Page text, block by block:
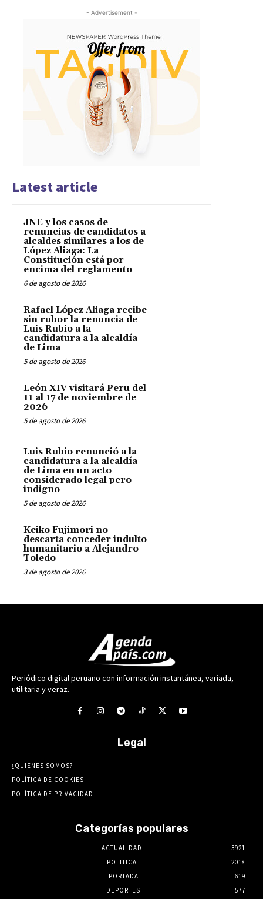
- Advertisement -
Latest article
JNE y los casos de
renuncias de candidatos a
alcaldes similares a los de
López Aliaga: La
Constitución está por
encima del reglamento
6 de agosto de 2026
Rafael López Aliaga recibe
sin rubor la renuncia de
Luis Rubio a la
candidatura a la alcaldía
de Lima
5 de agosto de 2026
León XIV visitará Peru del
11 al 17 de noviembre de
2026
5 de agosto de 2026
Luis Rubio renunció a la
candidatura a la alcaldía
de Lima en un acto
considerado legal pero
indigno
5 de agosto de 2026
Keiko Fujimori no
descarta conceder indulto
humanitario a Alejandro
Toledo
3 de agosto de 2026
Periódico digital peruano con información instantánea, variada,
utilitaria y veraz.
Legal
¿QUIENES SOMOS?
POLÍTICA DE COOKIES
POLÍTICA DE PRIVACIDAD
Categorías populares
ACTUALIDAD
3921
POLITICA
2018
PORTADA
619
DEPORTES
577